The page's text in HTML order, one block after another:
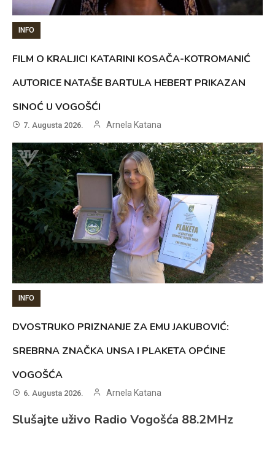
INFO
FILM O KRALJICI KATARINI KOSAČA-KOTROMANIĆ
AUTORICE NATAŠE BARTULA HEBERT PRIKAZAN
SINOĆ U VOGOŠĆI
7. Augusta 2026. Arnela Katana
INFO
DVOSTRUKO PRIZNANJE ZA EMU JAKUBOVIĆ:
SREBRNA ZNAČKA UNSA I PLAKETA OPĆINE
VOGOŠĆA
6. Augusta 2026. Arnela Katana
Slušajte uživo Radio Vogošća 88.2MHz